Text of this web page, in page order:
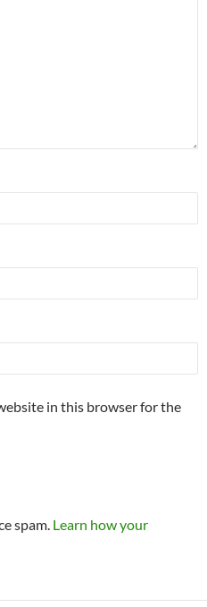
in this browser for the
spam. Learn how your